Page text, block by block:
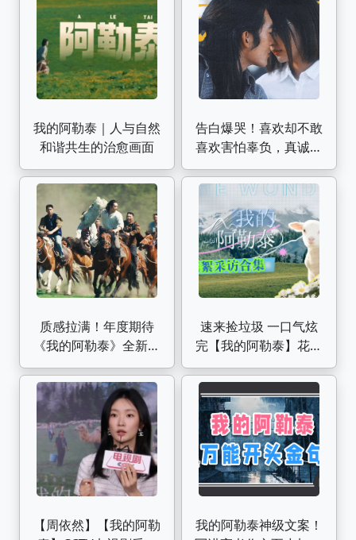
我的阿勒泰｜人与自然
和谐共生的治愈画面
告白爆哭！喜欢却不敢
喜欢害怕辜负，真诚是
必杀技啊！【顶级纯
爱|我的阿勒泰】
质感拉满！年度期待
《我的阿勒泰》全新预
告，马伊琍+周依然+于
适+蒋奇明
速来捡垃圾 一口气炫
完【我的阿勒泰】花絮
采访大合集｜花絮 片
场 幕后 采访
【周依然】【我的阿勒
我的阿勒泰神级文案！